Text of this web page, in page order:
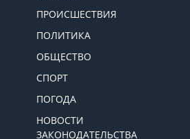
ПРОИСШЕСТВИЯ
ПОЛИТИКА
ОБЩЕСТВО
СПОРТ
ПОГОДА
НОВОСТИ
ЗАКОНОДАТЕЛЬСТВА